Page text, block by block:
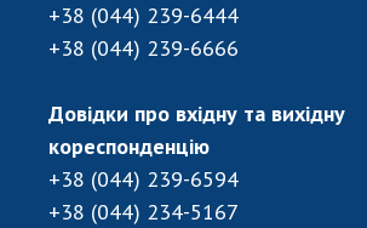
Нормативні акти НАН України
Державний бюджет НАН України
Вибори до складу НАН України
Бланки документів
НОВИНИ
+38 (044) 239-6444
+38 (044) 239-6666
Довідки про вхідну та вихідну
кореспонденцію
+38 (044) 239-6594
+38 (044) 234-5167